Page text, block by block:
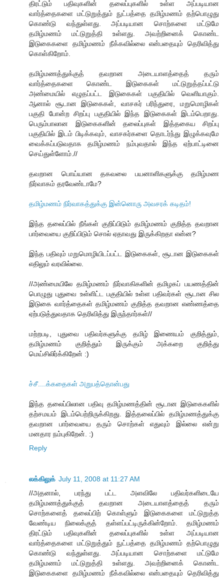
திரட்டும் பதிவுகளின் தலைப்புகளில் உள்ள அப்படியான
வார்த்தைகளை மட்டுறுத்தும் நுட்பத்தை தமிழ்மணம் தற்பொழுது
கொண்டு வந்துள்ளது. அப்படியான சொற்களை மட்டுமே
தமிழ்மணம் மட்டுறுத்தி உள்ளது. அவற்றினைக் கொண்ட
இடுகைகளை தமிழ்மணம் நீக்கவில்லை என்பதையும் தெரிவித்து
கொள்கிறோம்.
தமிழ்மணத்துக்குத் தவறான அடையாளத்தைத் தரும்
வார்த்தைகளை கொண்ட இடுகைகள் மட்டுறுத்தப்பட்டு
அண்மையில் எழுதப்பட்ட இடுகைகள் பகுதியில் வெளியாகும்.
ஆனால் சூடான இடுகைகள், வாசகர் பரிந்துரை, மறுமொழிகள்
பகுதி போன்ற சிறப்பு பகுதியில் இந்த இடுகைகள் இடம்பெறாது.
பெரும்பாலான இடுகைகளின் தலைப்புகள் இத்தகைய சிறப்பு
பகுதியில் இடம் பிடிக்கவும், வாசகர்களை தொடர்ந்து இழுக்கவுமே
வைக்கப்படுவதாக தமிழ்மணம் நம்புவதால் இந்த ஏற்பாட்டினை
செய்துள்ளோம்.//
தவறான பொய்யான தகவலை பயனாளிகளுக்கு தமிழ்மண
நிர்வாகம் தரவேண்டாமே?
தமிழ்மணம் நிர்வாகத்துக்கு இன்னொரு அவசரக் கடிதம்!
இந்த தலைப்பில் நீங்கள் குறிப்பிடும் தமிழ்மணம் குறித்த தவறான
பார்வையை குறிப்பிடும் சொல் ஏதாவது இருக்கிறதா என்ன?
இந்த பதிவும் மறுமொழியிடப்பட்ட இடுகைகள், சூடான இடுகைகள்
எதிலும் வரவில்லை.
//அண்மையிலே தமிழ்மணம் நிர்வாகிகளின் தமிழகப் பயணத்தின்
பொழுது புதுவை உள்ளிட்ட பகுதியில் உள்ள பதிவர்கள் சூடான சில
இடுகை வார்த்தைகள் தமிழ்மணம் குறித்த தவறான எண்ணத்தை
ஏற்படுத்துவதாக தெரிவித்து இருந்தார்கள்//
மற்றபடி, புதுவை பதிவர்களுக்கு தமிழ் இணையம் குறித்தும்,
தமிழ்மணம் குறித்தும் இருக்கும் அக்கறை குறித்து
மெய்சிலிர்க்கிறேன் :)
ச்சீ....க்கதைகள் அறுபத்தொன்பது
இந்த தலைப்பிலான பதிவு தமிழ்மணத்தின் சூடான இடுகைகளில்
தற்சமயம் இடம்பெற்றிருக்கிறது. இத்தலைப்பில் தமிழ்மணத்துக்கு
தவறான பார்வையை தரும் சொற்கள் எதுவும் இல்லை என்று
மனதார நம்புகிறேன். :)
Reply
லக்கிலுக் July 11, 2008 at 11:27 AM
//அதனால், பரந்து பட்ட அளவிலே பதிவர்களிடையே
தமிழ்மணத்துக்குத் தவறான அடையாளத்தைத் தரும்
சொற்களைத் தலைப்பிற் கொள்ளும் இடுகைகளை மட்டுறுத்த
வேண்டிய நிலைக்குத் தள்ளப்பட்டிருக்கின்றோம். தமிழ்மணம்
திரட்டும் பதிவுகளின் தலைப்புகளில் உள்ள அப்படியான
வார்த்தைகளை மட்டுறுத்தும் நுட்பத்தை தமிழ்மணம் தற்பொழுது
கொண்டு வந்துள்ளது. அப்படியான சொற்களை மட்டுமே
தமிழ்மணம் மட்டுறுத்தி உள்ளது. அவற்றினைக் கொண்ட
இடுகைகளை தமிழ்மணம் நீக்கவில்லை என்பதையும் தெரிவித்து